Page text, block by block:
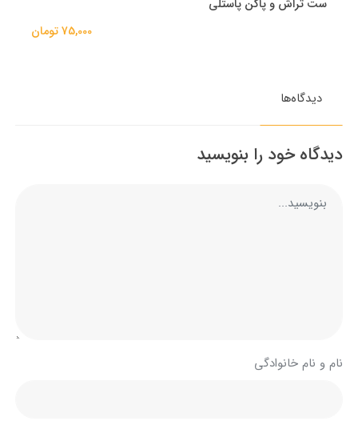
ست تراش و پاکن پاستلی
75,000 تومان
دیدگاه‌ها
دیدگاه خود را بنویسید
نام و نام خانوادگی